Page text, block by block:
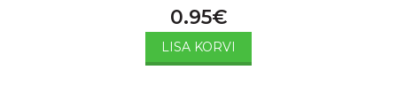
0.95€
LISA KORVI